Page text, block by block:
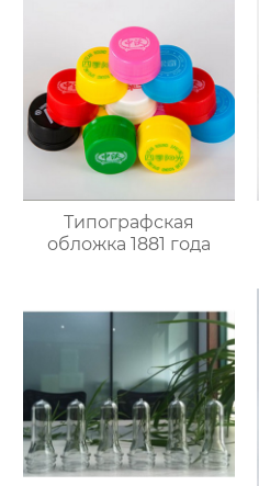
Типографская
обложка 1881 года